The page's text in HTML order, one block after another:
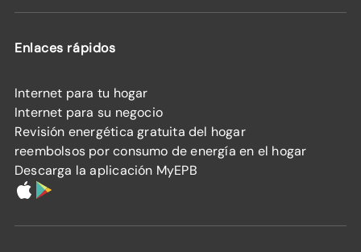
Enlaces rápidos
Internet para tu hogar
Internet para su negocio
Revisión energética gratuita del hogar
reembolsos por consumo de energía en el hogar
Descarga la aplicación MyEPB